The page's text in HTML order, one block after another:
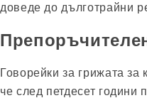
доведе до дълготрайни
Говорейки за грижата
че след петдесет години